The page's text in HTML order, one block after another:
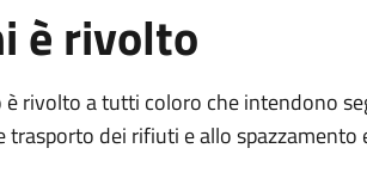
è rivolto
è rivolto a tutti coloro che intendono
trasporto dei rifiuti e allo spazzamento